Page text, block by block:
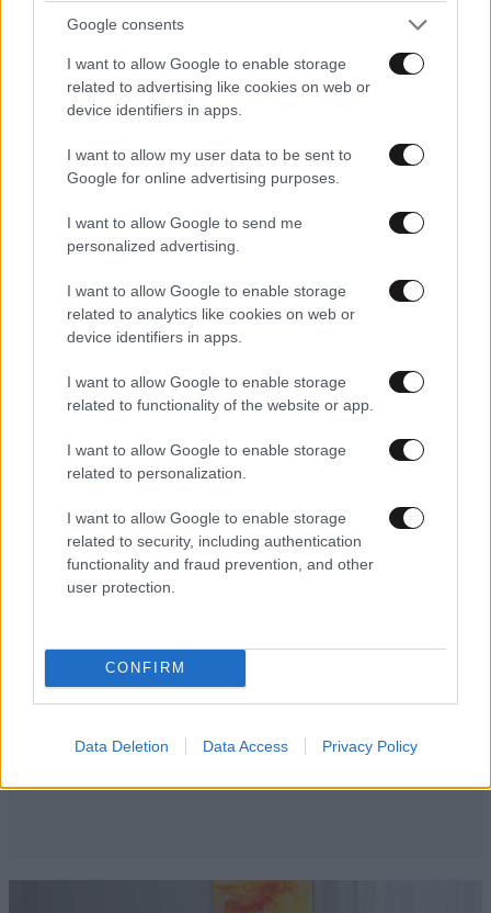
Google consents
I want to allow Google to enable storage
related to advertising like cookies on web or
device identifiers in apps.
I want to allow my user data to be sent to
Google for online advertising purposes.
I want to allow Google to send me
personalized advertising.
I want to allow Google to enable storage
related to analytics like cookies on web or
device identifiers in apps.
I want to allow Google to enable storage
related to functionality of the website or app.
I want to allow Google to enable storage
related to personalization.
I want to allow Google to enable storage
related to security, including authentication
functionality and fraud prevention, and other
user protection.
CONFIRM
Data Deletion Data Access Privacy Policy
φιλιά με τον Βύρωνα Βασιλειάδη: «Καμία στιγμή
ευτυχίας δεδομένη»